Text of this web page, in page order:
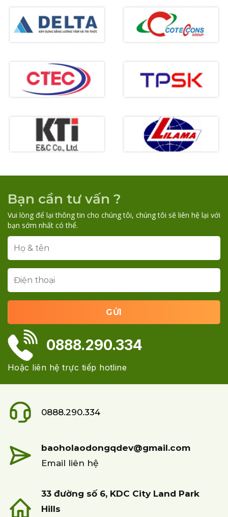
Bạn cần tư vấn ?
Vui lòng để lại thông tin cho chúng tôi, chúng tôi sẽ liên hệ lại với
bạn sớm nhất có thể.
0888.290.334
Hoặc liên hệ trực tiếp hotline
0888.290.334
baoholaodongqdev@gmail.com
Email liên hệ
33 đường số 6, KDC City Land Park
Hills